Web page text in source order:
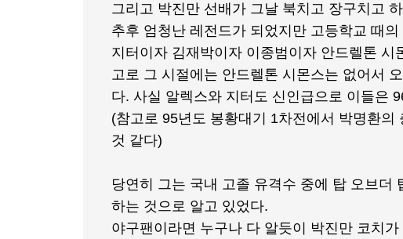
그리고 박진만 선배가 그날 북치고 장구치고
추후 엄청난 레전드가 되었지만 고등학교 때
지터이자 김재박이자 이종범이자 안드렐톤
고로 그 시절에는 안드렐톤 시몬스는 없어서
다. 사실 알렉스와 지터도 신인급으로 이들은
(참고로 95년도 봉황대기 1차전에서 박명환
것 같다)
당연히 그는 국내 고졸 유격수 중에 탑 오브더
하는 것으로 알고 있었다.
야구팬이라면 누구나 다 알듯이 박진만 코치